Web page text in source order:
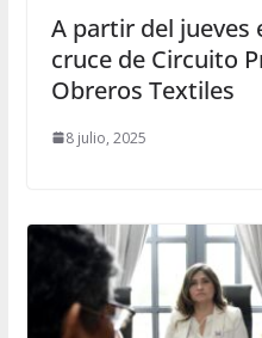
A partir del jueves
cruce de Circuito
Obreros Textiles
8 julio, 2025